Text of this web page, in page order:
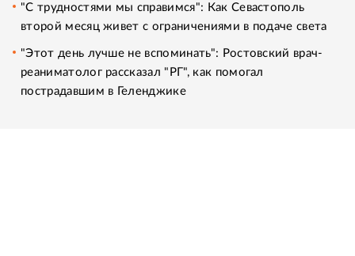
"С трудностями мы справимся": Как Севастополь
второй месяц живет с ограничениями в подаче света
"Этот день лучше не вспоминать": Ростовский врач-
реаниматолог рассказал "РГ", как помогал
пострадавшим в Геленджике